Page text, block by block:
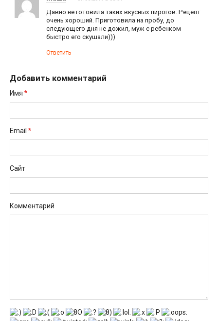
Давно не готовила таких вкусных пирогов. Рецепт
очень хороший. Приготовила на пробу, до
следующего дня не дожил, муж с ребенком
быстро его скушали)))
Ответить
Добавить комментарий
Имя *
Email *
Сайт
Комментарий